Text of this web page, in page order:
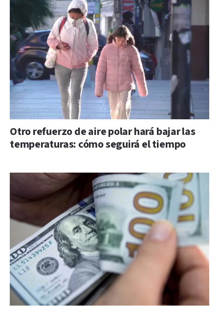
Otro refuerzo de aire polar hará bajar las
temperaturas: cómo seguirá el tiempo